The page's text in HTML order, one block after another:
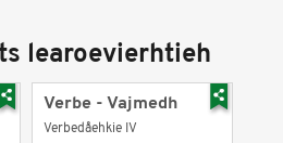
learoevierhtieh
Verbe - Vajmedh
Verbedåehkie IV